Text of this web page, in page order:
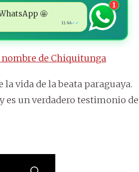
🤩
11:44✓✓
1
de Chiquitunga
vida de la beata paraguaya.
es un verdadero testimonio de